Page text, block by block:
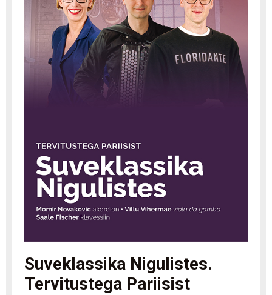
Suveklassika Nigulistes.
Tervitustega Pariisist